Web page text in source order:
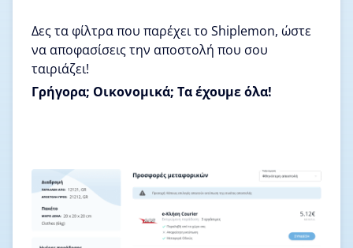
Δες τα φίλτρα που παρέχει το Shiplemon, ώστε
να αποφασίσεις την αποστολή που σου
ταιριάζει!
Γρήγορα; Οικονομικά; Τα έχουμε όλα!